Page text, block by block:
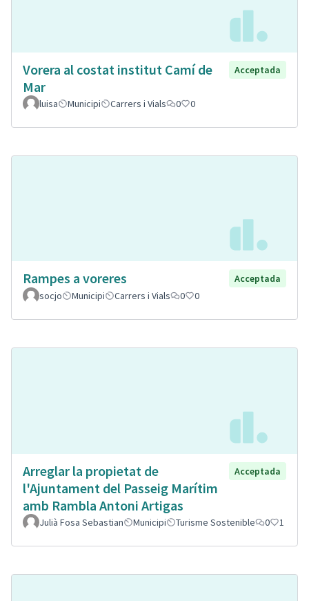
Vorera al costat institut Camí de
Mar
Acceptada
luisa Municipi Carrers i Vials 0 0
Rampes a voreres
Acceptada
socjo
Municipi Carrers i Vials 0 0
Arreglar la propietat de
l'Ajuntament del Passeig Marítim
amb Rambla Antoni Artigas
Acceptada
Julià Fosa Sebastian Municipi Turisme Sostenible 0 1